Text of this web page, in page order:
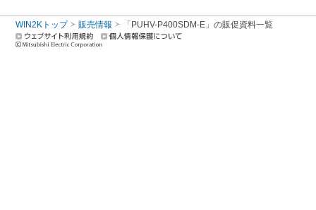
WIN2Kトップ 販売情報 「PUHV-P400SDM-E」の販促資料一覧